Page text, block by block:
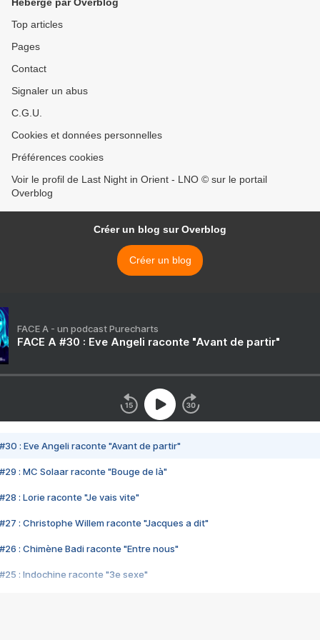
Top articles
Pages
Contact
Signaler un abus
C.G.U.
Cookies et données personnelles
Préférences cookies
Voir le profil de Last Night in Orient - LNO © sur le portail
Overblog
Créer un blog sur Overblog
Créer un blog
FACE A - un podcast Purecharts
FACE A #30 : Eve Angeli raconte "Avant de partir"
#30 : Eve Angeli raconte "Avant de partir"
#29 : MC Solaar raconte "Bouge de là"
#28 : Lorie raconte "Je vais vite"
#27 : Christophe Willem raconte "Jacques a dit"
#26 : Chimène Badi raconte "Entre nous"
#25 : Indochine raconte "3e sexe"